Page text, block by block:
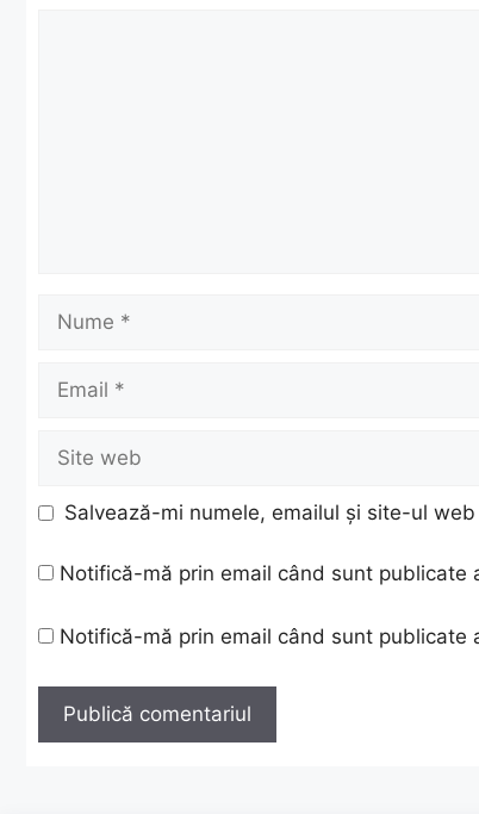
Nume
Email
Site
web
Salvează-mi numele, emailul și site-ul
Notifică-mă prin email când sunt publicate
Notifică-mă prin email când sunt publicate